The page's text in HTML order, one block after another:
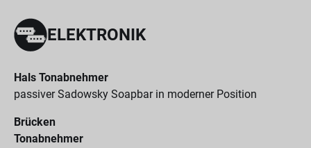
ELEKTRONIK
Hals Tonabnehmer
passiver Sadowsky Soapbar in moderner Position
Brücken
Tonabnehmer